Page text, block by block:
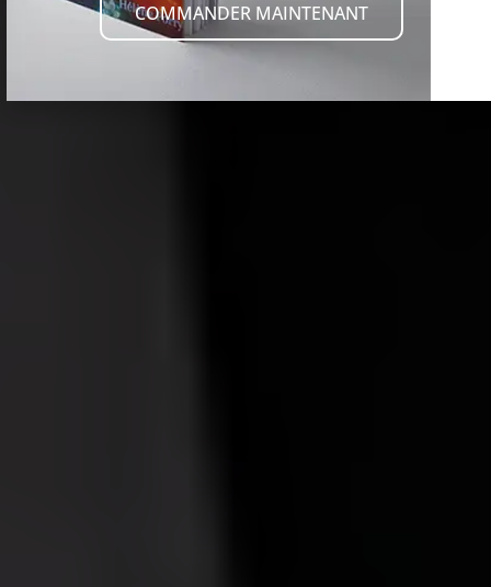
COMMANDER MAINTENANT